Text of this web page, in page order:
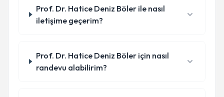
Prof. Dr. Hatice Deniz Böler ile nasıl
iletişime geçerim?
Prof. Dr. Hatice Deniz Böler için nasıl
randevu alabilirim?